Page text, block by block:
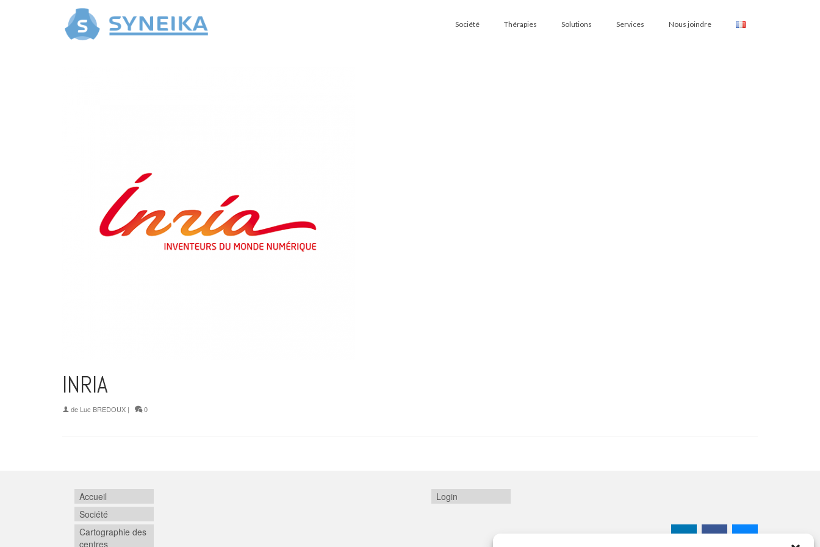
Société Thérapies Solutions Services Nous joindre
INRIA
de Luc BREDOUX | 0
Accueil
Société
Cartographie des
centres
Login